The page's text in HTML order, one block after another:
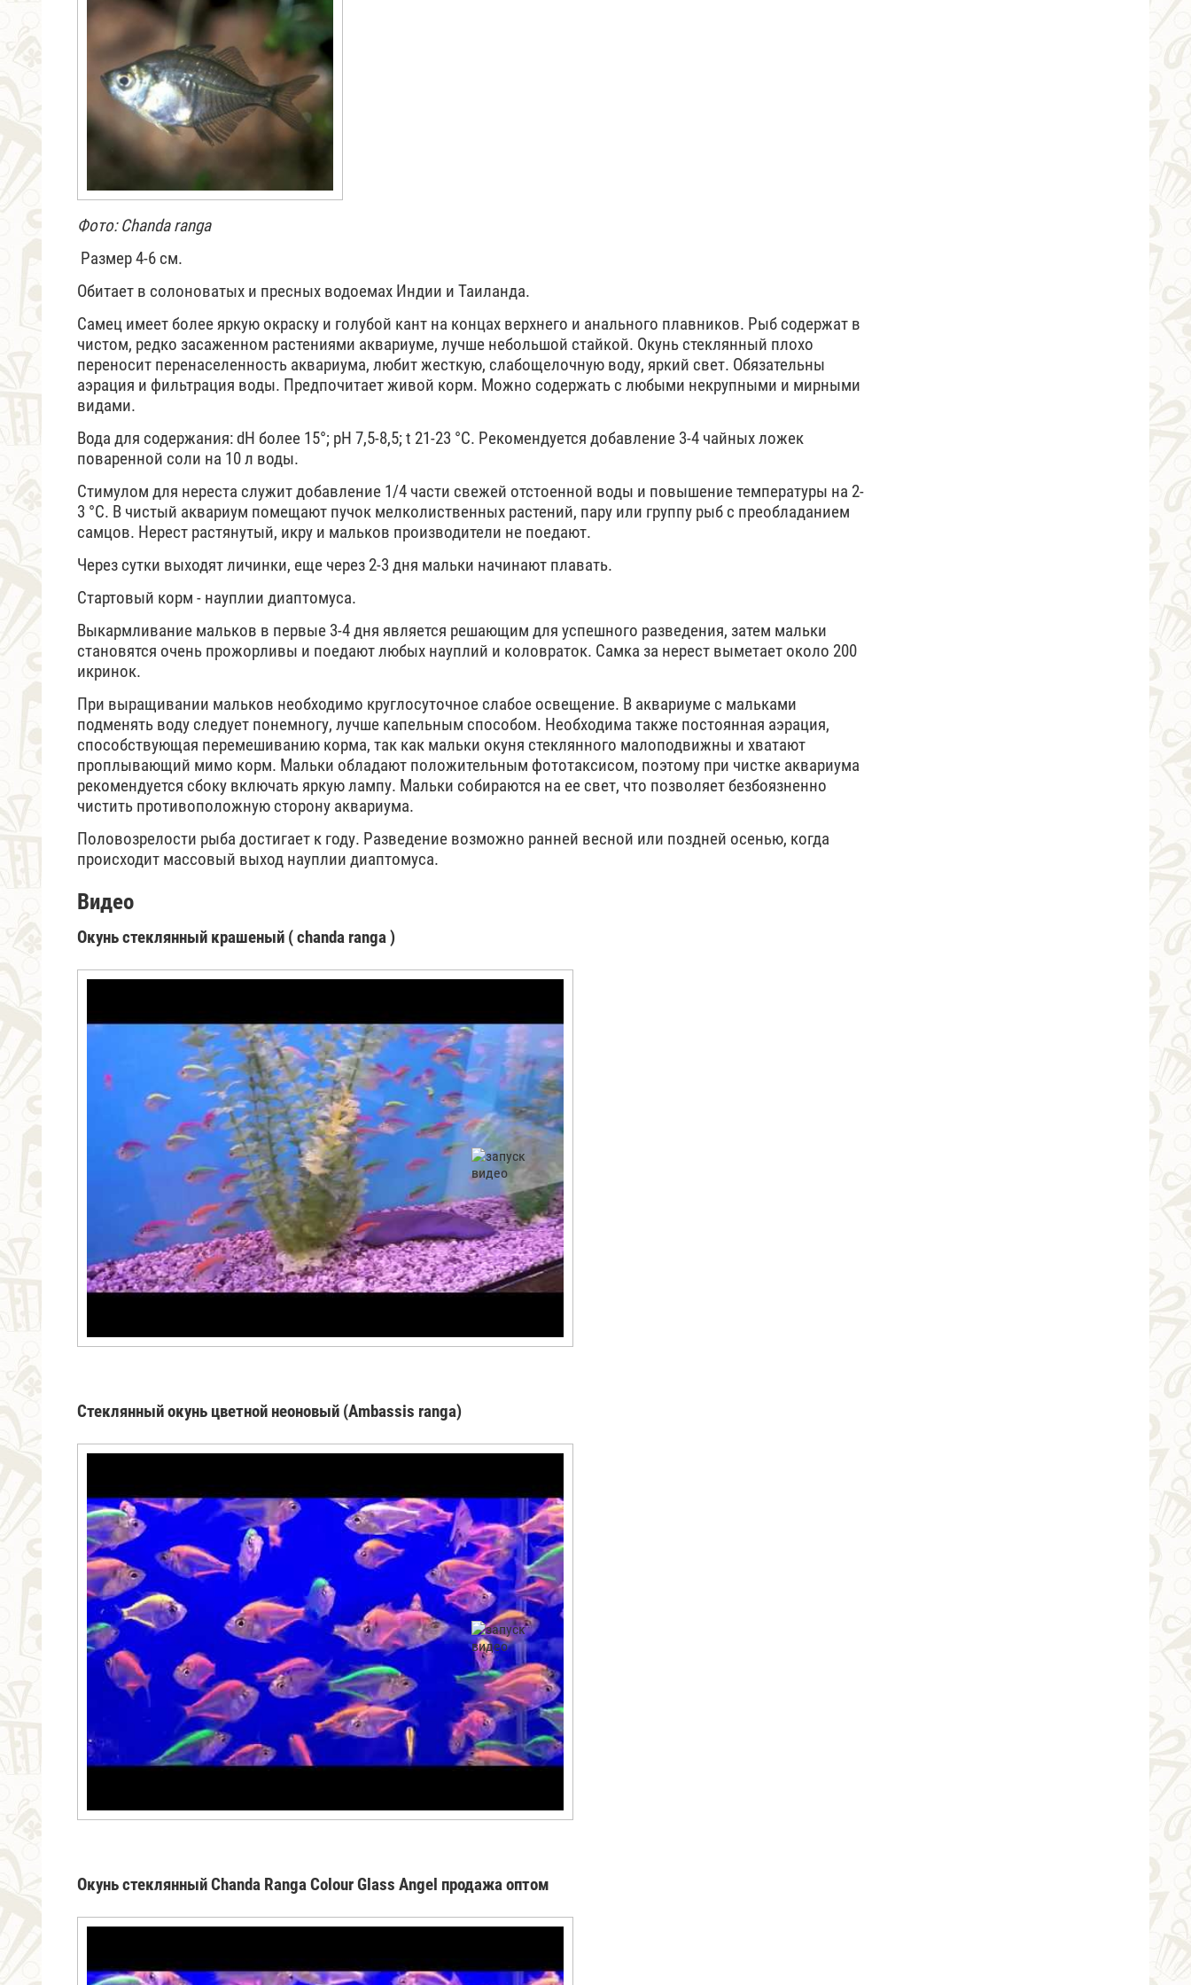
Фото: Chanda ranga
Размер 4-6 см.
Обитает в солоноватых и пресных водоемах Индии и Таиланда.
Самец имеет более яркую окраску и голубой кант на концах верхнего и анального плавников. Рыб содержат в
чистом, редко засаженном растениями аквариуме, лучше небольшой стайкой. Окунь стеклянный плохо
переносит перенаселенность аквариума, любит жесткую, слабощелочную воду, яркий свет. Обязательны
аэрация и фильтрация воды. Предпочитает живой корм. Можно содержать с любыми некрупными и мирными
видами.
Вода для содержания: dH более 15°; pH 7,5-8,5; t 21-23 °С. Рекомендуется добавление 3-4 чайных ложек
поваренной соли на 10 л воды.
Стимулом для нереста служит добавление 1/4 части свежей отстоенной воды и повышение температуры на 2-
3 °С. В чистый аквариум помещают пучок мелколиственных растений, пару или группу рыб с преобладанием
самцов. Нерест растянутый, икру и мальков производители не поедают.
Через сутки выходят личинки, еще через 2-3 дня мальки начинают плавать.
Стартовый корм - науплии диаптомуса.
Выкармливание мальков в первые 3-4 дня является решающим для успешного разведения, затем мальки
становятся очень прожорливы и поедают любых науплий и коловраток. Самка за нерест выметает около 200
икринок.
При выращивании мальков необходимо круглосуточное слабое освещение. В аквариуме с мальками
подменять воду следует понемногу, лучше капельным способом. Необходима также постоянная аэрация,
способствующая перемешиванию корма, так как мальки окуня стеклянного малоподвижны и хватают
проплывающий мимо корм. Мальки обладают положительным фототаксисом, поэтому при чистке аквариума
рекомендуется сбоку включать яркую лампу. Мальки собираются на ее свет, что позволяет безбоязненно
чистить противоположную сторону аквариума.
Половозрелости рыба достигает к году. Разведение возможно ранней весной или поздней осенью, когда
происходит массовый выход науплии диаптомуса.
Видео
Окунь стеклянный крашеный ( chanda ranga )
Стеклянный окунь цветной неоновый (Ambassis ranga)
Окунь стеклянный Chanda Ranga Colour Glass Angel продажа оптом